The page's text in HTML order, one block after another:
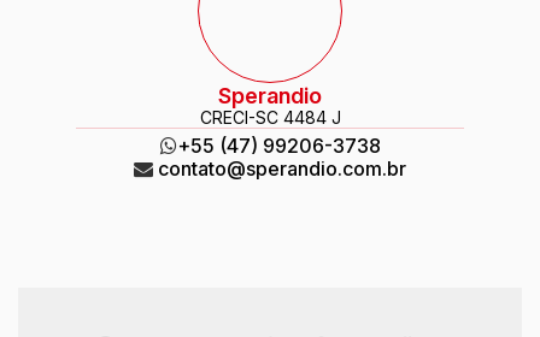
Sperandio
CRECI-SC 4484 J
+55 (47) 99206-3738
contato@sperandio.com.br